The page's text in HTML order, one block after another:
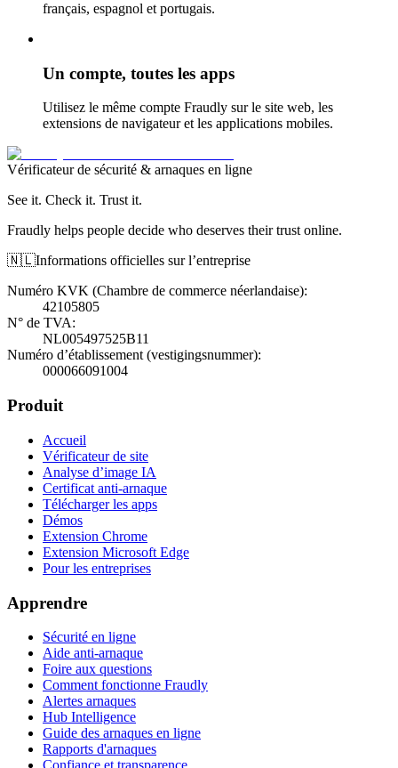
français, espagnol et portugais.
Un compte, toutes les apps
Utilisez le même compte Fraudly sur le site web, les
extensions de navigateur et les applications mobiles.
Vérificateur de sécurité & arnaques en ligne
See it. Check it. Trust it.
Fraudly helps people decide who deserves their trust online.
🇳🇱Informations officielles sur l’entreprise
Numéro KVK (Chambre de commerce néerlandaise):
42105805
N° de TVA:
NL005497525B11
Numéro d’établissement (vestigingsnummer):
000066091004
Produit
Accueil
Vérificateur de site
Analyse d’image IA
Certificat anti-arnaque
Télécharger les apps
Démos
Extension Chrome
Extension Microsoft Edge
Pour les entreprises
Apprendre
Sécurité en ligne
Aide anti-arnaque
Foire aux questions
Comment fonctionne Fraudly
Alertes arnaques
Hub Intelligence
Guide des arnaques en ligne
Rapports d'arnaques